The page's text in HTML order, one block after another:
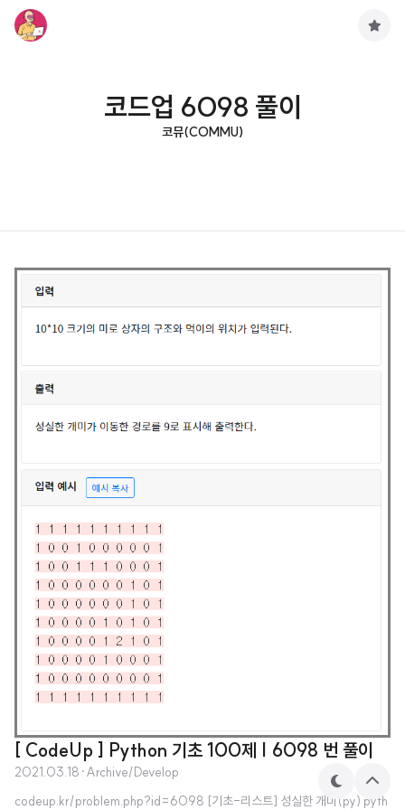
코드업 6098 풀이
코뮤(COMMU)
[ CodeUp ] Python 기초 100제 | 6098 번 풀이
2021.03.18 ·Archive/Develop
codeup.kr/problem.php?id=6098 [기초-리스트] 성실한 개미(py) pyth
구
테
상